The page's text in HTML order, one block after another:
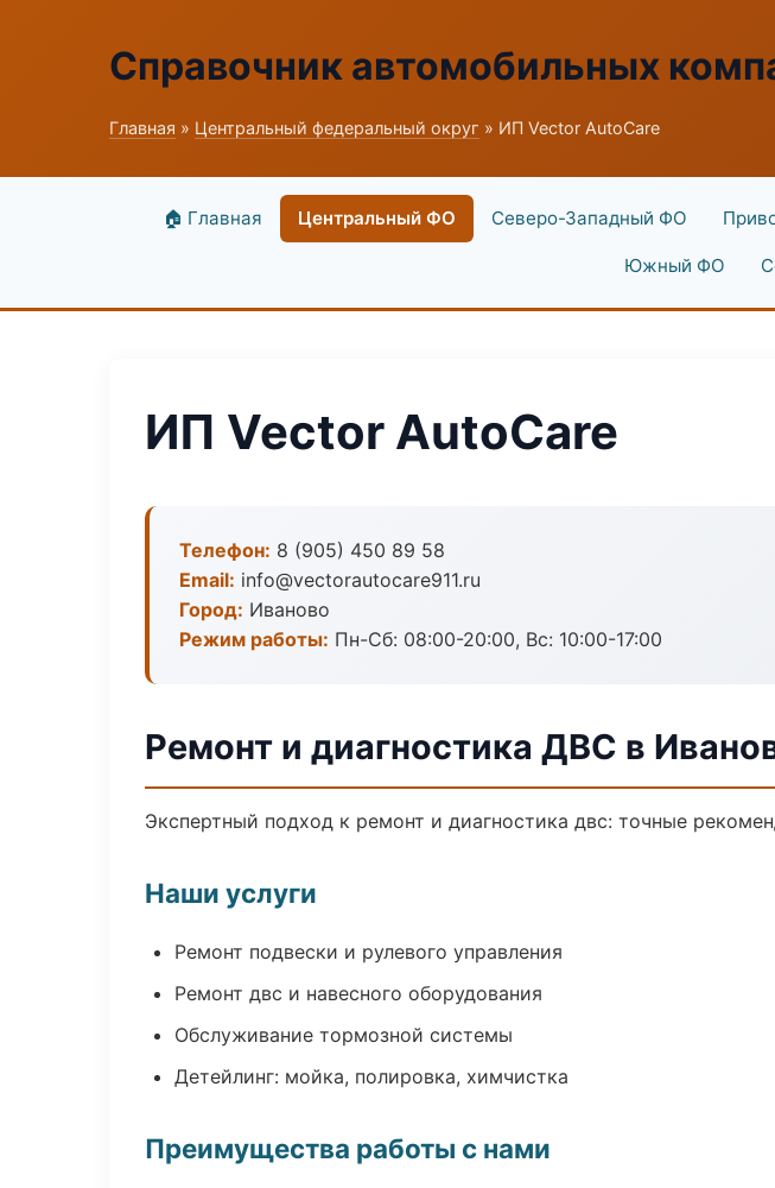
Справочник автомобильных
Главная » Центральный федеральный округ » ИП Vector AutoCare
🏠 Главная Центральный ФО Северо-Западный ФО
Южный ФО
ИП Vector AutoCare
Телефон: 8 (905) 450 89 58
Email: info@vectorautocare911.ru
Город: Иваново
Режим работы: Пн-Сб: 08:00-20:00, Вс: 10:00-17:00
Ремонт и диагностика ДВС в
Экспертный подход к ремонт и диагностика двс: точные
Наши услуги
Ремонт подвески и рулевого управления
Ремонт двс и навесного оборудования
Обслуживание тормозной системы
Детейлинг: мойка, полировка, химчистка
Преимущества работы с нами